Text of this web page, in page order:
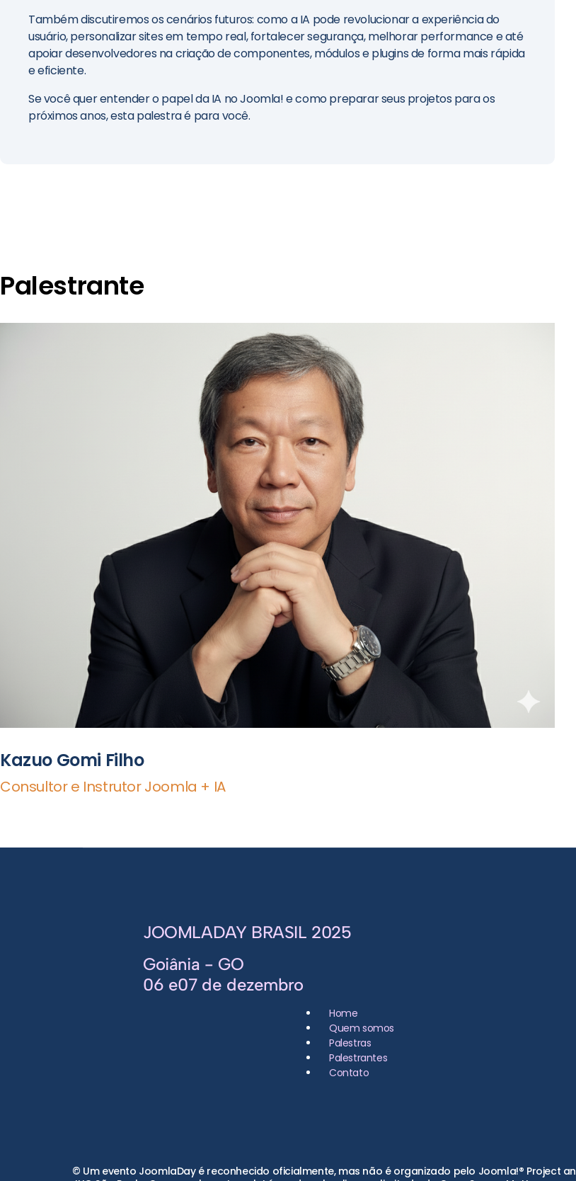
Também discutiremos os cenários futuros: como a IA pode revolucionar a experiência do
usuário, personalizar sites em tempo real, fortalecer segurança, melhorar performance e até
apoiar desenvolvedores na criação de componentes, módulos e plugins de forma mais rápida
e eficiente.
Se você quer entender o papel da IA no Joomla! e como preparar seus projetos para os
próximos anos, esta palestra é para você.
Palestrante
Kazuo Gomi Filho
Consultor e Instrutor Joomla + IA
JOOMLADAY BRASIL 2025
Goiânia - GO
06 e07 de dezembro
Home
Quem somos
Palestras
Palestrantes
Contato
© Um evento JoomlaDay é reconhecido oficialmente, mas não é organizado pelo Joomla!® Project